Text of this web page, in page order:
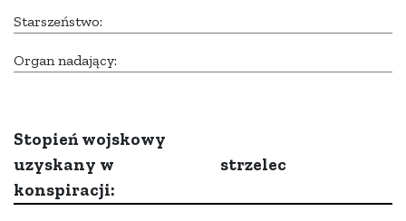
Starszeństwo:
Organ nadający:
Stopień wojskowy
uzyskany w
konspiracji:
strzelec